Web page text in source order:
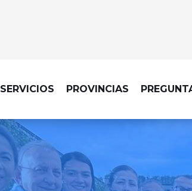
SERVICIOS PROVINCIAS